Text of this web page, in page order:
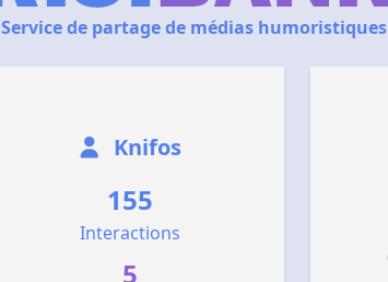
Service de partage de médias humoristiques
Knifos
155
Interactions
5